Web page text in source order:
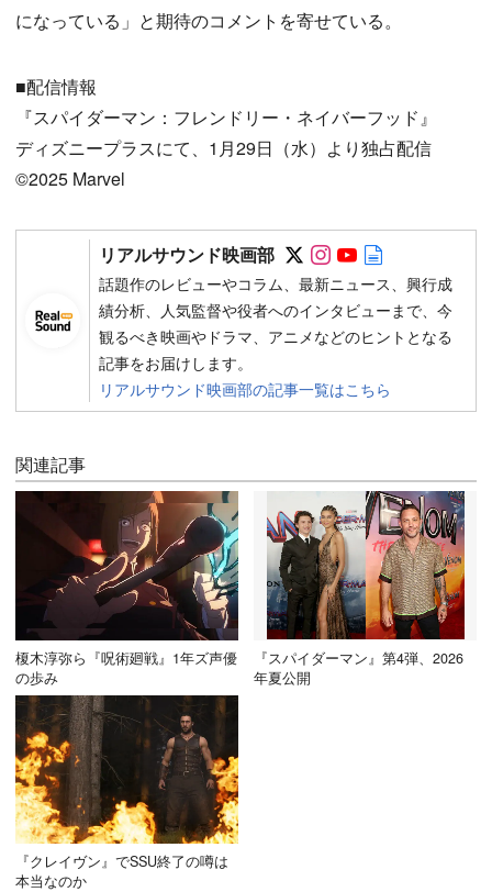
になっている」と期待のコメントを寄せている。
■配信情報
『スパイダーマン：フレンドリー・ネイバーフッド』
ディズニープラスにて、1月29日（水）より独占配信
©2025 Marvel
リアルサウンド映画部 Follow on SNS
Follow on SNS
Follow on
話題作のレビューやコラム、最新ニュース、興行成
績分析、人気監督や役者へのインタビューまで、今
観るべき映画やドラマ、アニメなどのヒントとなる
記事をお届けします。
リアルサウンド映画部の記事一覧はこちら
関連記事
榎木淳弥ら『呪術廻戦』1年ズ声優
の歩み
『スパイダーマン』第4弾、2026
年夏公開
『クレイヴン』でSSU終了の噂は
本当なのか